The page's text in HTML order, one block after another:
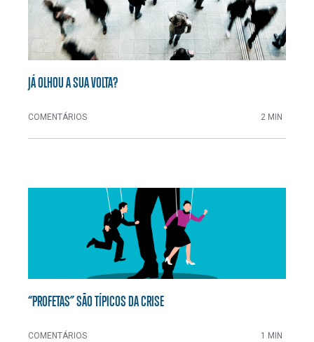
JÁ OLHOU A SUA VOLTA?
COMENTÁRIOS 2 MIN
“PROFETAS” SÃO TÍPICOS DA CRISE
COMENTÁRIOS 1 MIN